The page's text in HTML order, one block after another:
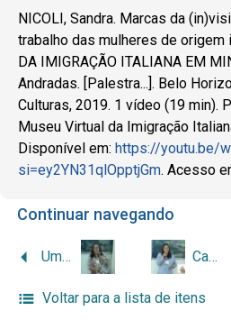
NICOLI, Sandra. Marcas da
trabalho das mulheres de origem
DA IMIGRAÇÃO ITALIANA EM
Andradas. [Palestra...]. Belo
Culturas, 2019. 1 vídeo (19 min).
Museu Virtual da Imigração
Disponível em: https://youtu.be/
si=ey2YN31qlOpptjGm. Acesso
Continuar navegando
Um pouco da história da uva e do vinho em Andradas Capital social e o desenvolvimento rural de Andradas (MG)
Voltar para a lista de itens